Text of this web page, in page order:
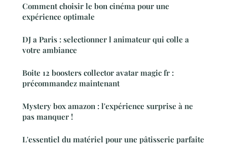
Comment choisir le bon cinéma pour une
expérience optimale
DJ a Paris : selectionner l animateur qui colle a
votre ambiance
Boite 12 boosters collector avatar magic fr :
précommandez maintenant
Mystery box amazon : l'expérience surprise à ne
pas manquer !
L'essentiel du matériel pour une pâtisserie parfaite